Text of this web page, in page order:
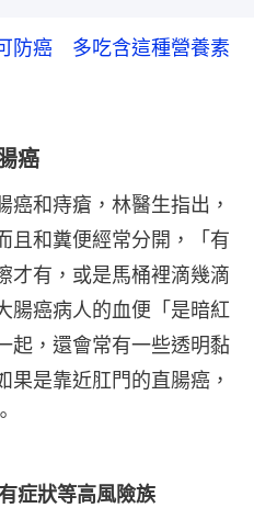
防癌 多吃含這種營養素
癌
癌和痔瘡，林醫生指出，
且和糞便經常分開，「有
才有，或是馬桶裡滴幾滴
腸癌病人的血便「是暗紅
起，還會常有一些透明黏
果是靠近肛門的直腸癌，
症狀等高風險族